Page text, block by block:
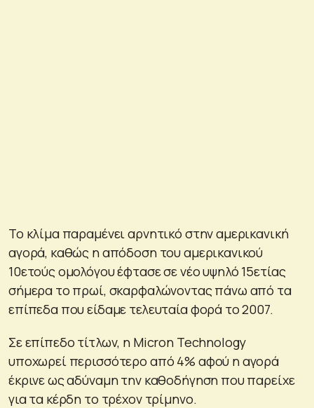
Το κλίμα παραμένει αρνητικό στην αμερικανική
αγορά, καθώς η απόδοση του αμερικανικού
10ετούς ομολόγου έφτασε σε νέο υψηλό 15ετίας
σήμερα το πρωί, σκαρφαλώνοντας πάνω από τα
επίπεδα που είδαμε τελευταία φορά το 2007.
Σε επίπεδο τίτλων, η Micron Technology
υποχωρεί περισσότερο από 4% αφού η αγορά
έκρινε ως αδύναμη την καθοδήγηση που παρείχε
για τα κέρδη το τρέχον τρίμηνο.